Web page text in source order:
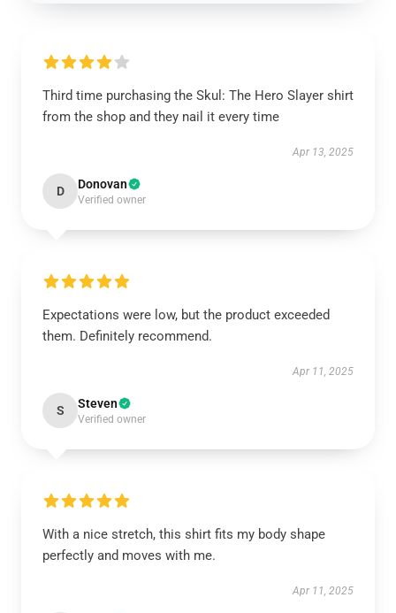
Third time purchasing the Skul: The Hero Slayer shirt
from the shop and they nail it every time
Apr 13, 2025
D Donovan
Verified owner
Expectations were low, but the product exceeded
them. Definitely recommend.
Apr 11, 2025
S Steven
Verified owner
With a nice stretch, this shirt fits my body shape
perfectly and moves with me.
Apr 11, 2025